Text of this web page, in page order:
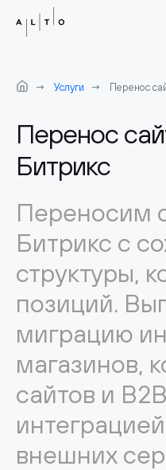
Услуги Перенос
Перенос
Битрикс
Переносим
Битрикс с
структуры,
позиций.
миграцию
магазинов,
сайтов и
внешних